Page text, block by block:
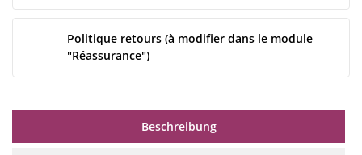
Politique retours (à modifier dans le module
"Réassurance")
Beschreibung